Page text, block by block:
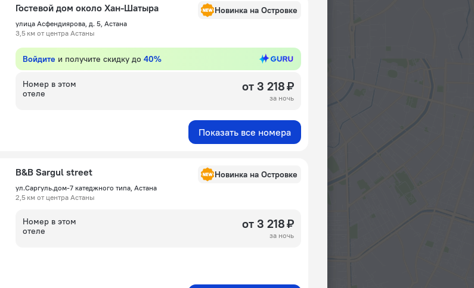
Гостевой дом около Хан-Шатыра
улица Асфендиярова, д. 5, Астана
3,5 км от центра Астаны
Новинка на Островке
Войдите и получите скидку до 40%
Номер в этом
отеле
от 3 218 ₽
за ночь
Показать все номера
B&B Sargul street
ул.Саргуль.дом-7 катеджного типа, Астана
2,5 км от центра Астаны
Новинка на Островке
Номер в этом
отеле
от 3 218 ₽
за ночь